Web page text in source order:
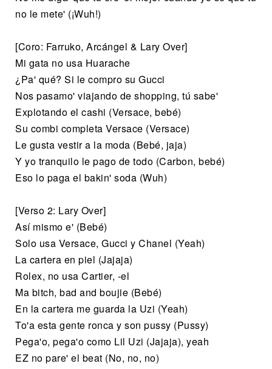
no le mete' (¡Wuh!)
[Coro: Farruko, Arcángel & Lary Over]
Mi gata no usa Huarache
¿Pa' qué? Si le compro su Gucci
Nos pasamo' viajando de shopping, tú sabe'
Explotando el cashi (Versace, bebé)
Su combi completa Versace (Versace)
Le gusta vestir a la moda (Bebé, jaja)
Y yo tranquilo le pago de todo (Carbon, bebé)
Eso lo paga el bakin' soda (Wuh)
[Verso 2: Lary Over]
Así mismo e' (Bebé)
Solo usa Versace, Gucci y Chanel (Yeah)
La cartera en piel (Jajaja)
Rolex, no usa Cartier, -el
Ma bitch, bad and boujie (Bebé)
En la cartera me guarda la Uzi (Yeah)
To'a esta gente ronca y son pussy (Pussy)
Pega'o, pega'o como Lil Uzi (Jajaja), yeah
EZ no pare' el beat (No, no, no)